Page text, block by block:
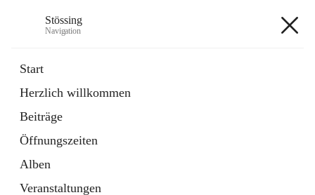
Stössing
Navigation
Start
Herzlich willkommen
Beiträge
Öffnungszeiten
Alben
Veranstaltungen
Datei
in
Tab
Kindergarten
öffnet
in
neuem
Tab